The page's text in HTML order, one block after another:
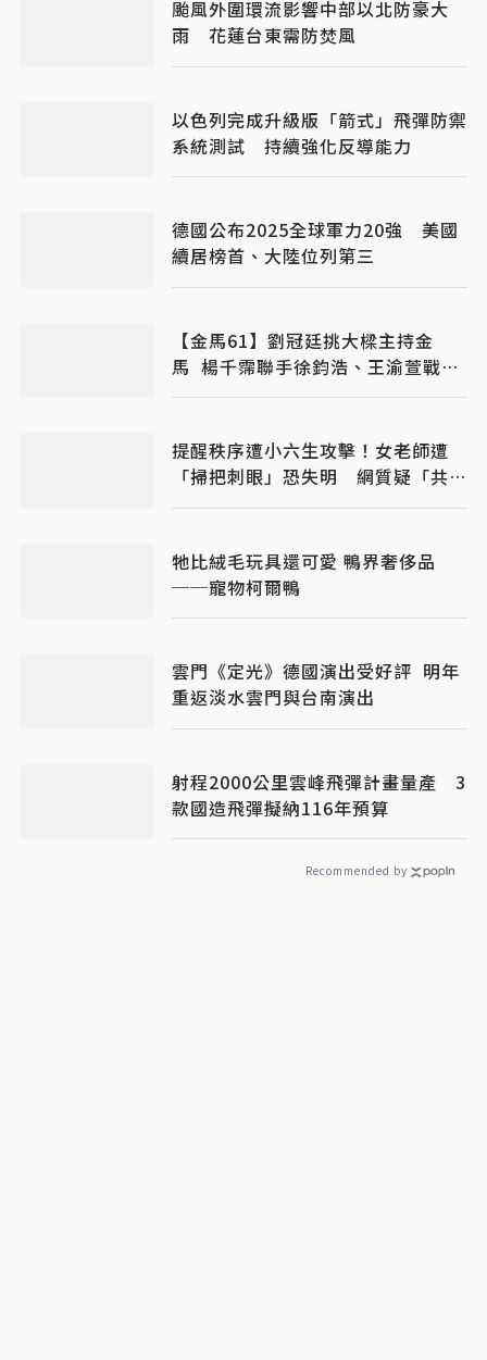
颱風外圍環流影響中部以北防豪大
雨 花蓮台東需防焚風
以色列完成升級版「箭式」飛彈防禦
系統測試 持續強化反導能力
德國公布2025全球軍力20強 美國
續居榜首、大陸位列第三
【金馬61】劉冠廷挑大樑主持金
馬 楊千霈聯手徐鈞浩、王渝萱戰紅
毯
提醒秩序遭小六生攻擊！女老師遭
「掃把刺眼」恐失明 網質疑「共融
教育」
牠比絨毛玩具還可愛 鴨界奢侈品
──寵物柯爾鴨
雲門《定光》德國演出受好評 明年
重返淡水雲門與台南演出
射程2000公里雲峰飛彈計畫量產 3
款國造飛彈擬納116年預算
Recommended by